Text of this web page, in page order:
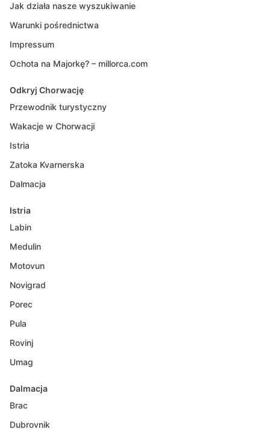
Jak działa nasze wyszukiwanie
Warunki pośrednictwa
Impressum
Ochota na Majorkę? – millorca.com
Odkryj Chorwację
Przewodnik turystyczny
Wakacje w Chorwacji
Istria
Zatoka Kvarnerska
Dalmacja
Istria
Labin
Medulin
Motovun
Novigrad
Porec
Pula
Rovinj
Umag
Dalmacja
Brac
Dubrovnik